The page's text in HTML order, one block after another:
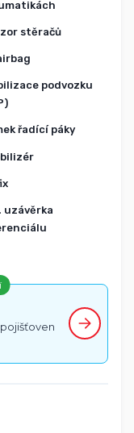
stěračů
podvozku
řadící páky
uzávěrka